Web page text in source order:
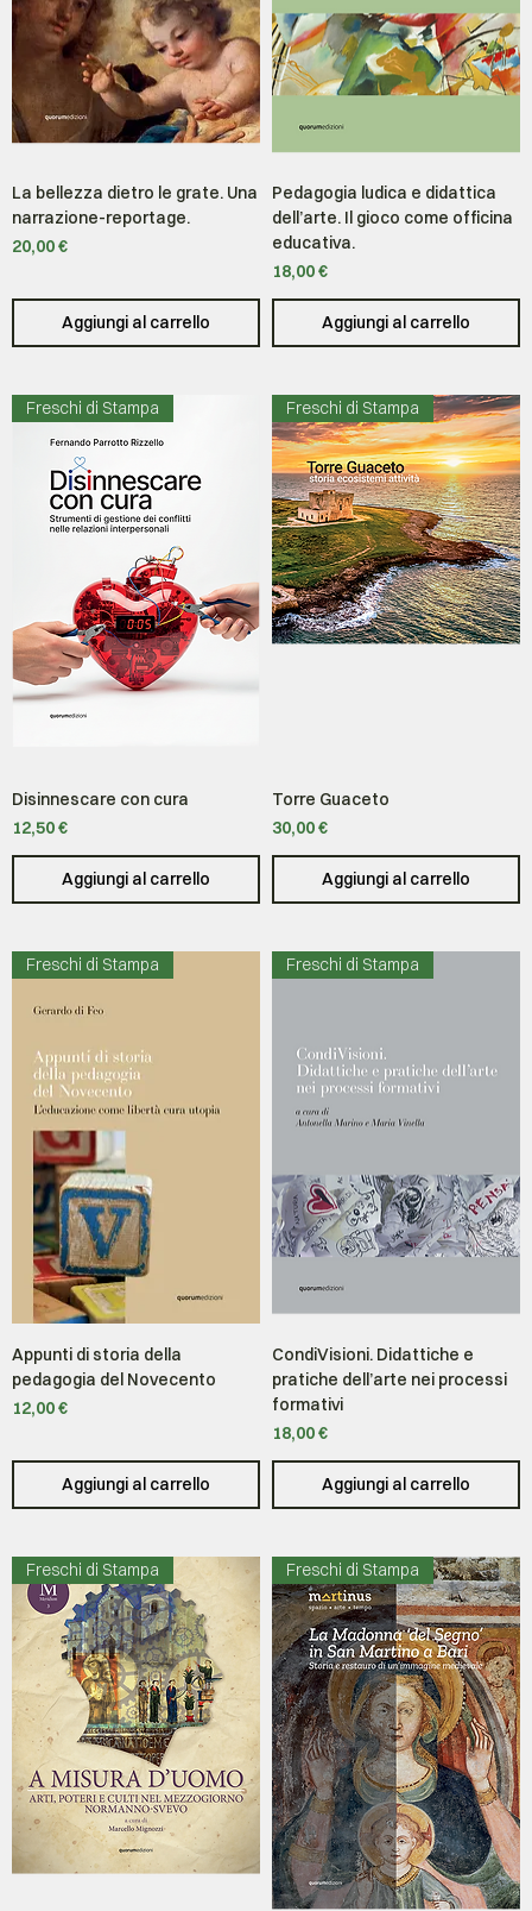
La bellezza dietro le grate. Una
narrazione-reportage.
Prezzo
20,00 €
Aggiungi al carrello
Pedagogia ludica e didattica
dell’arte. Il gioco come officina
educativa.
Prezzo
18,00 €
Aggiungi al carrello
Freschi di Stampa
Disinnescare con cura
Prezzo
12,50 €
Aggiungi al carrello
Freschi di Stampa
Torre Guaceto
Prezzo
30,00 €
Aggiungi al carrello
Freschi di Stampa
Appunti di storia della
pedagogia del Novecento
Prezzo
12,00 €
Aggiungi al carrello
Freschi di Stampa
CondiVisioni. Didattiche e
pratiche dell’arte nei processi
formativi
Prezzo
18,00 €
Aggiungi al carrello
Freschi di Stampa Freschi di Stampa